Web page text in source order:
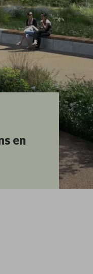
en